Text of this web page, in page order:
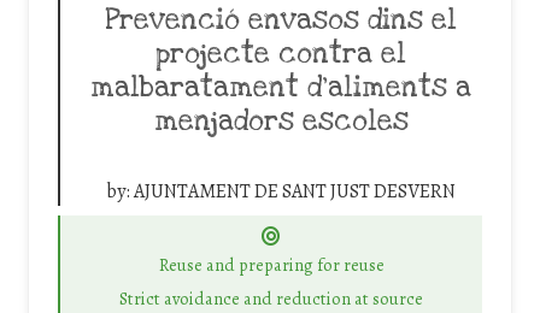
Prevenció envasos dins el
projecte contra el
malbaratament d’aliments a
menjadors escoles
by:AJUNTAMENT DE SANT JUST DESVERN
Reuse and preparing for reuse
Strict avoidance and reduction at source